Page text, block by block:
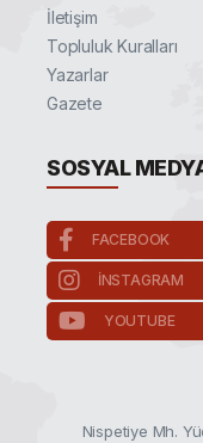
İletişim
Topluluk Kuralları
Yazarlar
Gazete
SOSYAL
FACEBOOK
INSTAGRAM
YOUTUBE
Nispetiye Mh.